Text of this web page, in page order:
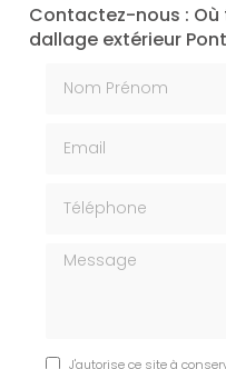
Contactez-nous :
dallage extérieur
Message
J'autorise ce site à